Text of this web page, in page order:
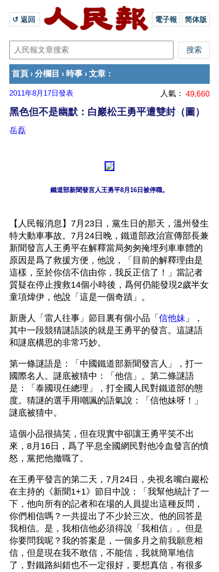
↺ 返回 電子報 简体版
首頁 › 分欄目 › 時事 › 文章 ：
2011年8月17日發表 人氣： 49,660
黑色但不是幽默：白巖松王勇平遭雙封（圖）
岳磊
鐵道部新聞發言人王勇平8月16日被停職。
【人民報消息】7月23日，黨生日的那天，溫州發生
特大動車事故。7月24日晚，鐵道部政治宣傳部長兼
新聞發言人王勇平在解釋當局匆匆掩埋列車車體的
原因是爲了救援方便，他說，「目前的解釋理由是
這樣，至於你信不信由你，我反正信了！」當記者
質疑在停止搜救14個小時後，爲何仍能發現2歲半女
童項煒伊，他說「這是一個奇蹟」。
新唐人「雷人往事」節目裏有個小品「 信他妹 」，
其中一段競猜謎語談的就是王勇平的發言。這謎語
和謎底構思的非常巧妙。
第一條謎語是：「中國鐵道部新聞發言人」，打一
國際名人。謎底被猜中：「他信」。第二條謎語
是：「泰國現任總理」，打全國人民對鐵道部的態
度。猜謎的選手用嘲諷的語氣說：「信他妹呀！」
謎底被猜中。
這個小品很搞笑，但在現實中卻讓王勇平笑不出
來，8月16日，爲了平息全國網民對他冷血發言的憤
怒，黨把他撤職了。
在王勇平發言的第二天，7月24日，央視名嘴白巖松
在主持的《新聞1+1》節目中說：「我幫他統計了一
下，他向所有的記者和在場的人員提出這種反問，
你們相信嗎？一共提出了不少於三次。他的回答是
我相信。是，我相信他必須得說「我相信」。但是
你要問我呢？我的答案是，一個多月之前我願意相
信，但是現在我不敢信，不能信，我就簡單地信
了，對鐵路糾錯也不一定很好，要想真信，有很多